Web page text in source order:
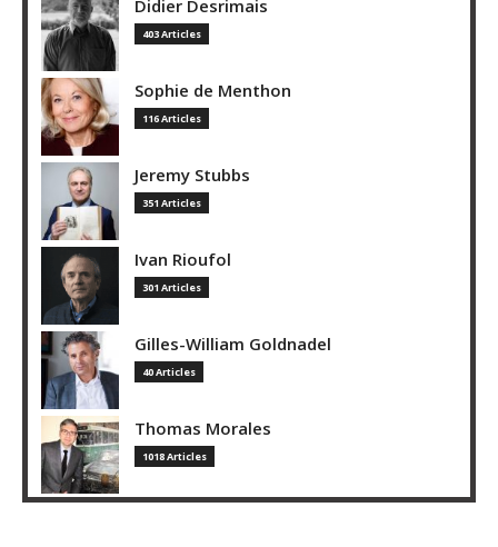
Didier Desrimais
403 Articles
Sophie de Menthon
116 Articles
Jeremy Stubbs
351 Articles
Ivan Rioufol
301 Articles
Gilles-William Goldnadel
40 Articles
Thomas Morales
1018 Articles